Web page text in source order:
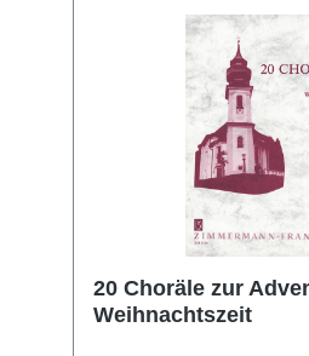
20 Choräle zur
Weihnachtszeit